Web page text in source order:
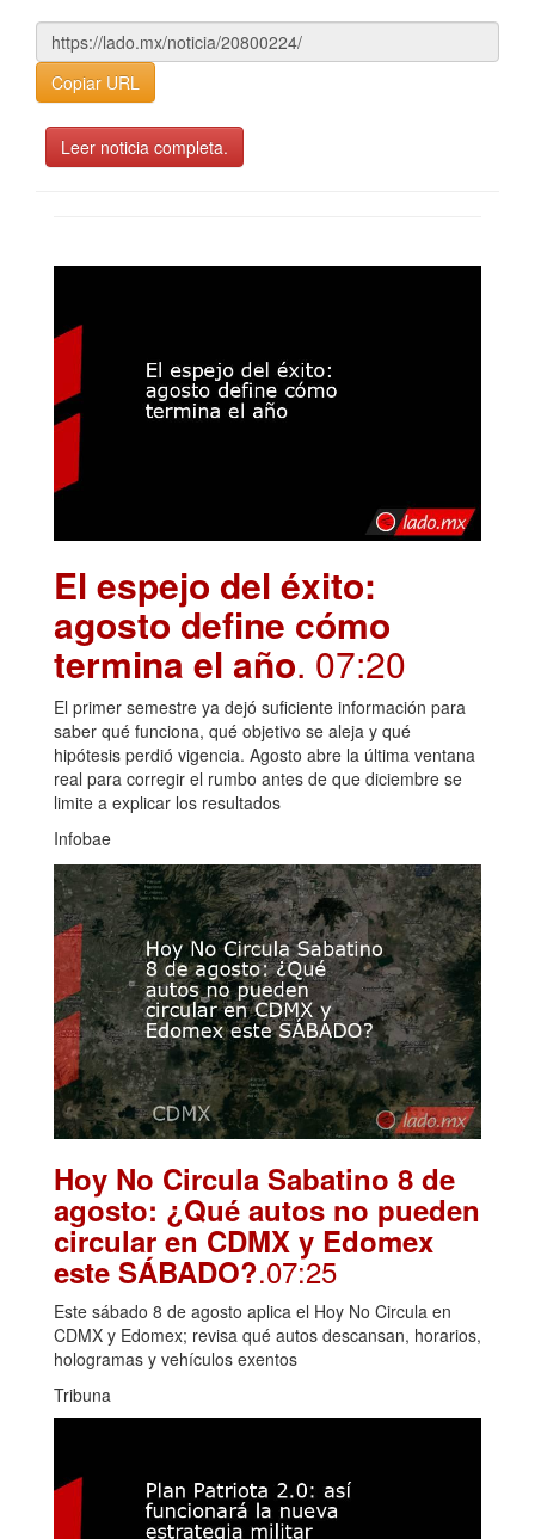
Copiar URL
Leer noticia completa.
El espejo del éxito:
agosto define cómo
termina el año. 07:20
El primer semestre ya dejó suficiente información para
saber qué funciona, qué objetivo se aleja y qué
hipótesis perdió vigencia. Agosto abre la última ventana
real para corregir el rumbo antes de que diciembre se
limite a explicar los resultados
Infobae
Hoy No Circula Sabatino 8 de
agosto: ¿Qué autos no pueden
circular en CDMX y Edomex
este SÁBADO?.07:25
Este sábado 8 de agosto aplica el Hoy No Circula en
CDMX y Edomex; revisa qué autos descansan, horarios,
hologramas y vehículos exentos
Tribuna